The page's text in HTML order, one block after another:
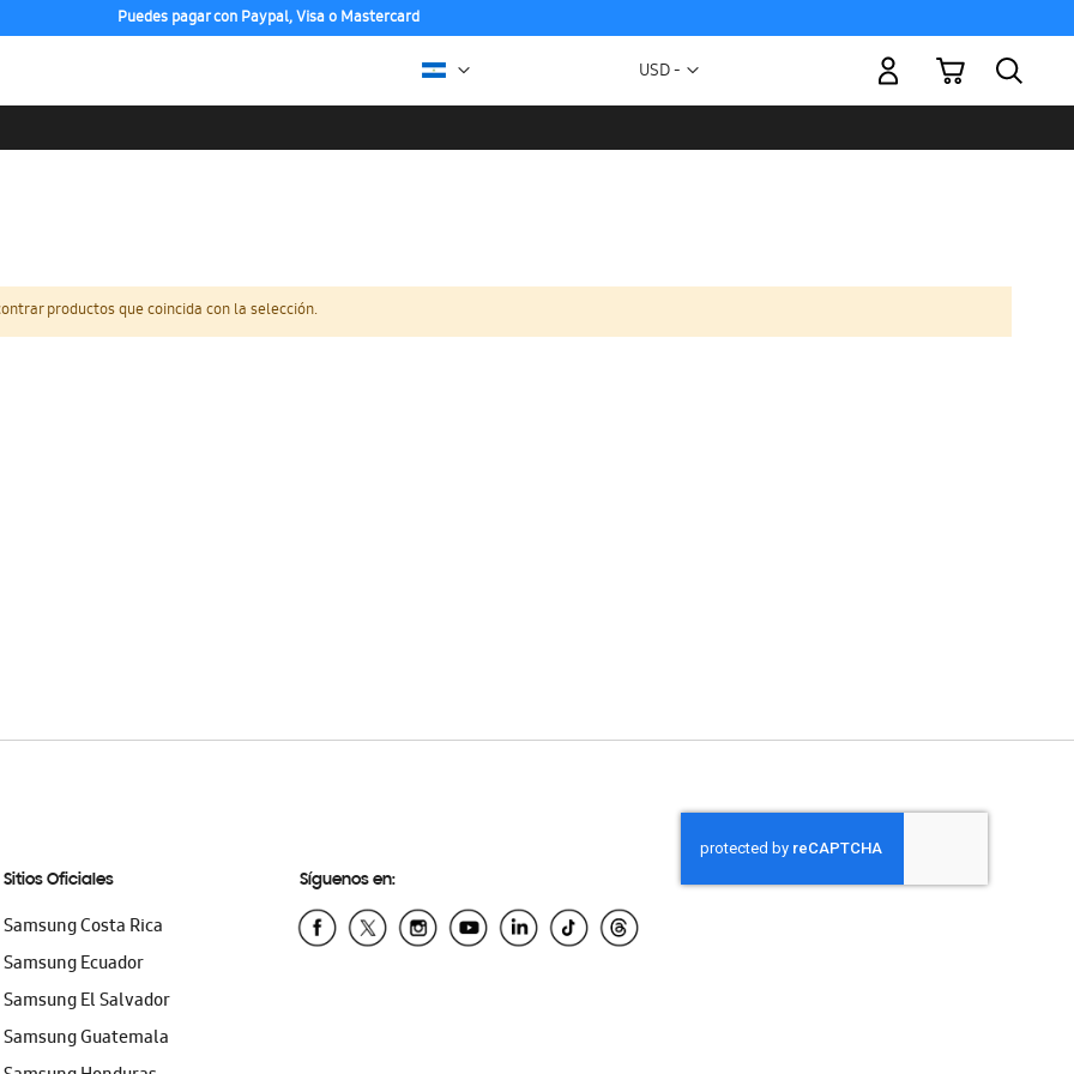
Puedes pagar con Paypal, Visa o Mastercard
Moneda
USD -
Mi carrito
productos que coincida con la selección.
Sitios Oficiales
Samsung Costa Rica
Samsung Ecuador
Samsung El Salvador
Samsung Guatemala
Síguenos en: